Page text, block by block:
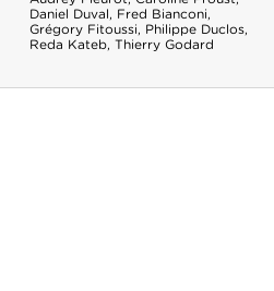
Daniel Duval, Fred Bianconi,
Grégory Fitoussi, Philippe Duclos,
Reda Kateb, Thierry Godard